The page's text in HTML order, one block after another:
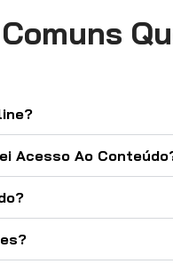
Acesso Ao